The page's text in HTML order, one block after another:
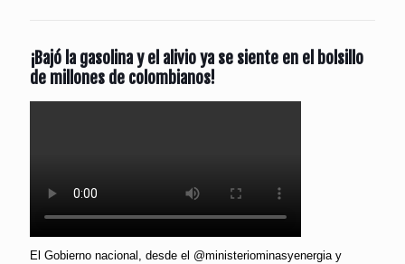
¡Bajó la gasolina y el alivio ya se siente en el bolsillo
de millones de colombianos!
El Gobierno nacional, desde el @ministeriominasyenergia y